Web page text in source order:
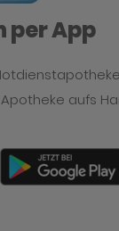
per App
aufs